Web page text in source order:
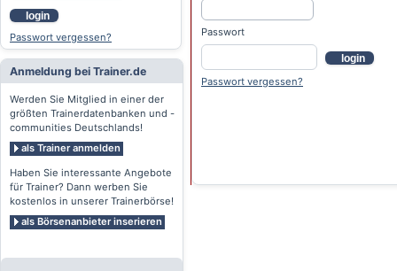
login
Passwort vergessen?
Anmeldung bei Trainer.de
Werden Sie Mitglied in einer der
größten Trainerdatenbanken und -
communities Deutschlands!
als Trainer anmelden
Haben Sie interessante Angebote
für Trainer? Dann werben Sie
kostenlos in unserer Trainerbörse!
als Börsenanbieter inserieren
Passwort
login
Passwort vergessen?